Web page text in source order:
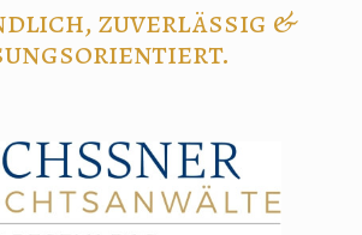
zuverlässig &